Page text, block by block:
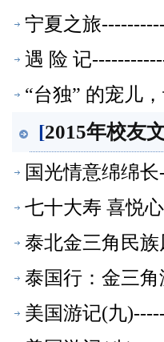
宁夏之旅
遇 险 记
“台独” 的宠儿
[2015年校友
国光情意绵绵
七十大寿 喜悦
泰北金三角民
泰国行：金三
美国游记(九